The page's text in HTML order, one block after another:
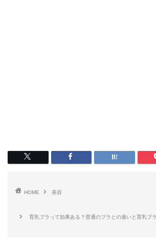
HOME 美容
育乳ブラって効果ある？普通のブラとの違いと育乳ブ